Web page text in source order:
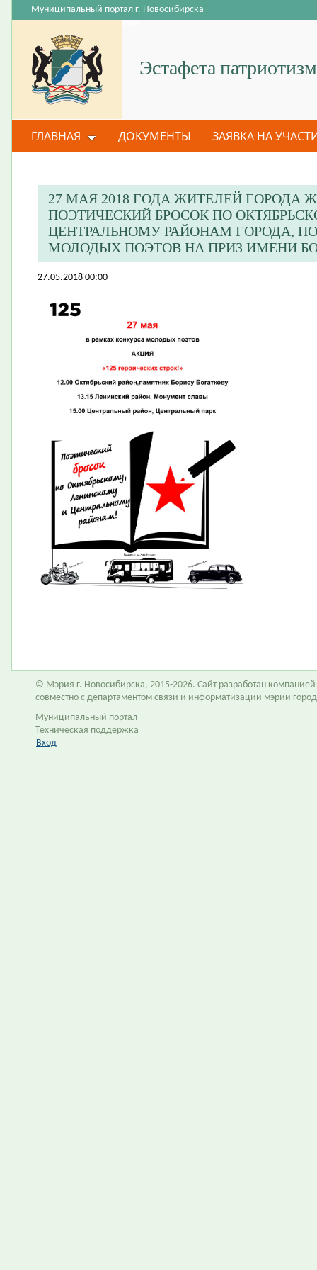
Эстафета
Муниципальный портал г. Новосибирска
ГЛАВНАЯ ДОКУМЕНТЫ ЗАЯВКА НА
27 МАЯ 2018 ГОДА ЖИТЕЛЕЙ ГОРОДА
ПОЭТИЧЕСКИЙ БРОСОК ПО
ЦЕНТРАЛЬНОМУ РАЙОНАМ ГОРОДА,
МОЛОДЫХ ПОЭТОВ НА ПРИЗ ИМЕНИ
27.05.2018 00:00
© Мэрия г. Новосибирска, 2015-2026. Сайт разработан компанией
совместно с департаментом связи и информатизации мэрии
Муниципальный портал
Техническая поддержка
Вход